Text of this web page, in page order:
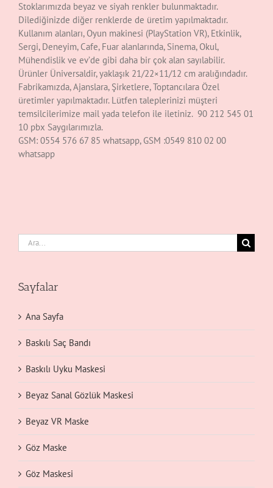
Stoklarımızda beyaz ve siyah renkler bulunmaktadır.
Dilediğinizde diğer renklerde de üretim yapılmaktadır.
Kullanım alanları, Oyun makinesi (PlayStation VR), Etkinlik,
Sergi, Deneyim, Cafe, Fuar alanlarında, Sinema, Okul,
Mühendislik ve ev’de gibi daha bir çok alan sayılabilir.
Ürünler Üniversaldir, yaklaşık 21/22×11/12 cm aralığındadır.
Fabrikamızda, Ajanslara, Şirketlere, Toptancılara Özel
üretimler yapılmaktadır. Lütfen taleplerinizi müşteri
temsilcilerimize mail yada telefon ile iletiniz. 90 212 545 01
10 pbx Saygılarımızla.
GSM: 0554 576 67 85 whatsapp, GSM :0549 810 02 00
whatsapp
Ara:
Sayfalar
Ana Sayfa
Baskılı Saç Bandı
Baskılı Uyku Maskesi
Beyaz Sanal Gözlük Maskesi
Beyaz VR Maske
Göz Maske
Göz Maskesi